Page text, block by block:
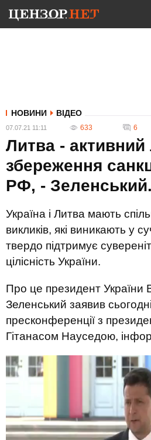
НОВИНИ ВІДЕО
07.07.21 11:11 633 6
Литва - активний
збереження
РФ, -
Україна і Литва мають
викликів, які виникають у
твердо підтримує
цілісність України.
Про це президент України
Зеленський заявив
пресконференції з
Гітанасом Науседою,